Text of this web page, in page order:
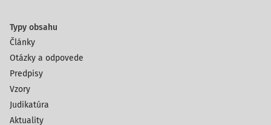
Typy obsahu
Články
Otázky a odpovede
Predpisy
Vzory
Judikatúra
Aktuality